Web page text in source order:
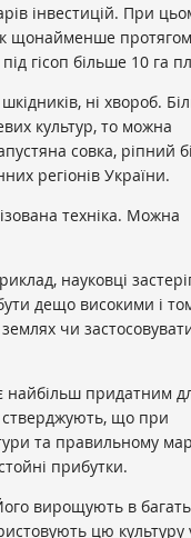
інвестицій. При
щонайменше протягом
гісоп більше 10 га
ні хвороб.
культур, то можна
совка, ріпний
регіонів України.
техніка. Можна
науковці
дещо високими і
чи
найбільш придатним
стверджують, що при
та правильному
прибутки.
вирощують в
цю культуру